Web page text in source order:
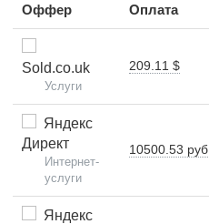
Оффер Оплата
Sold.co.uk
Услуги
209.11 $
Яндекс
Директ
Интернет-
услуги
10500.53 руб
Яндекс